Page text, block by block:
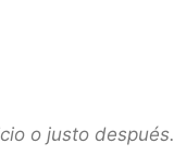
o justo después.